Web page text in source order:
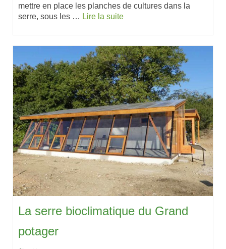
mettre en place les planches de cultures dans la
serre, sous les … Lire la suite
La serre bioclimatique du Grand
potager